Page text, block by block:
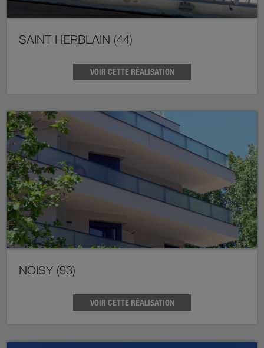
SAINT HERBLAIN (44)
VOIR CETTE RÉALISATION
NOISY (93)
VOIR CETTE RÉALISATION